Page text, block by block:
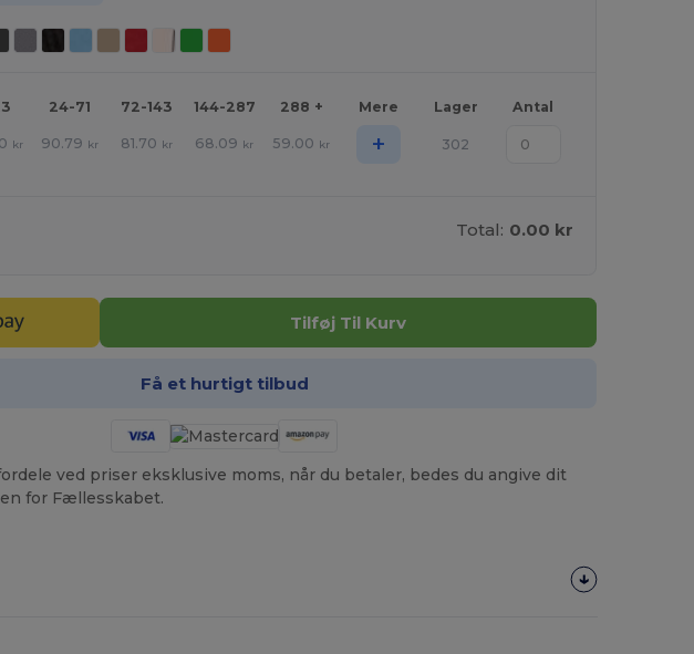
24-71 72-143 144-287 288 + Mere Lager Antal
kr 90.79 kr 81.70 kr 68.09 kr 59.00 kr + 302
Total: 0.00 kr
Tilføj Til Kurv
Få et hurtigt tilbud
ved priser eksklusive moms, når du betaler, bedes du angive dit
for Fællesskabet.